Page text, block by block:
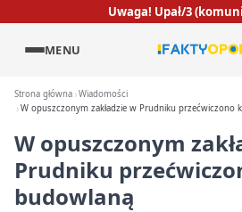
Uwaga! Upał/3
MENU
Strona główna Wiadomości
W opuszczonym zakładzie w Prudniku przećwiczono
W opuszczonym
Prudniku
budowlaną